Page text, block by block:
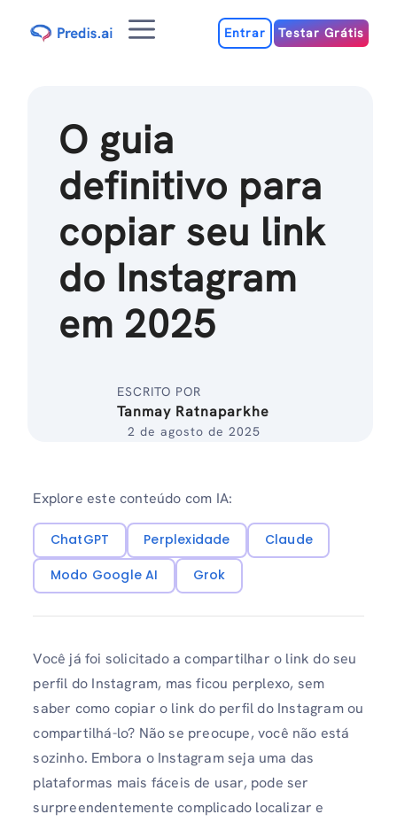
para
MenuEntrar Testar Grátis
O guia
definitivo para
copiar seu link
do Instagram
em 2025
ESCRITO POR
Tanmay Ratnaparkhe
2 de agosto de 2025
Explore este conteúdo com IA:
ChatGPT Perplexidade
Claude
Modo Google AI
Grok
Você já foi solicitado a compartilhar o link do seu
perfil do Instagram, mas ficou perplexo, sem
saber como copiar o link do perfil do Instagram ou
compartilhá-lo? Não se preocupe, você não está
sozinho. Embora o Instagram seja uma das
plataformas mais fáceis de usar, pode ser
surpreendentemente complicado localizar e